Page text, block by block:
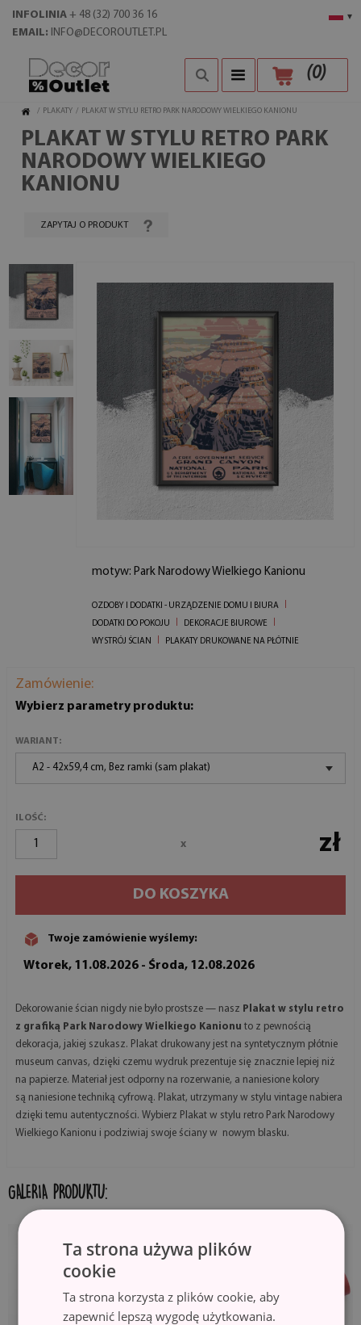
▾
INFOLINIA + 48 (32) 700 36 16
EMAIL: INFO@DECOROUTLET.PL
(0)
/ PLAKATY / PLAKAT W STYLU RETRO PARK NARODOWY WIELKIEGO KANIONU
PLAKAT W STYLU RETRO PARK
NARODOWY WIELKIEGO
KANIONU
ZAPYTAJ O PRODUKT
motyw: Park Narodowy Wielkiego Kanionu
OZDOBY I DODATKI - URZĄDZENIE DOMU I BIURA
DODATKI DO POKOJU
DEKORACJE BIUROWE
WYSTRÓJ ŚCIAN
PLAKATY DRUKOWANE NA PŁÓTNIE
Zamówienie:
Wybierz parametry produktu:
WARIANT:
A2 - 42x59,4 cm, Bez ramki (sam plakat)
ILOŚĆ:
x zł
DO KOSZYKA
Twoje zamówienie wyślemy:
Wtorek, 11.08.2026 - Środa, 12.08.2026
Dekorowanie ścian nigdy nie było prostsze — nasz Plakat w stylu retro
z grafiką Park Narodowy Wielkiego Kanionu to z pewnością
dekoracja, jakiej szukasz. Plakat drukowany jest na syntetycznym płótnie
museum canvas, dzięki czemu wydruk prezentuje się znacznie lepiej niż
na papierze. Materiał jest odporny na rozerwanie, a naniesione kolory
są naniesione techniką cyfrową. Plakat, utrzymany w stylu vintage nabiera
dzięki temu autentyczności. Wybierz Plakat w stylu retro Park Narodowy
Wielkiego Kanionu i podziwiaj swoje ściany w nowym blasku.
GALERIA PRODUKTU:
Ta strona używa plików
cookie
Ta strona korzysta z plików cookie, aby
zapewnić lepszą wygodę użytkowania.